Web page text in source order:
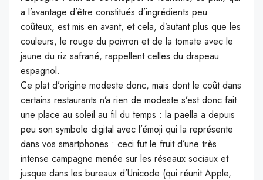
a l’avantage d’être constitués d’ingrédients peu
coûteux, est mis en avant, et cela, d’autant plus que les
couleurs, le rouge du poivron et de la tomate avec le
jaune du riz safrané, rappellent celles du drapeau
espagnol.
Ce plat d’origine modeste donc, mais dont le coût dans
certains restaurants n’a rien de modeste s’est donc fait
une place au soleil au fil du temps : la paella a depuis
peu son symbole digital avec l’émoji qui la représente
dans vos smartphones : ceci fut le fruit d’une très
intense campagne menée sur les réseaux sociaux et
jusque dans les bureaux d’Unicode (qui réunit Apple,